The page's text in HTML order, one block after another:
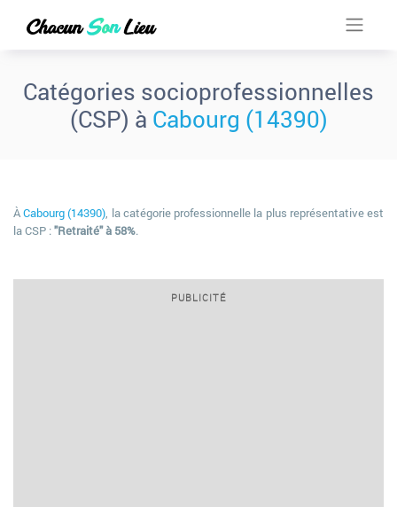
Catégories socioprofessionnelles
(CSP) à Cabourg (14390)
ÀCabourg (14390), la catégorie professionnelle la plus représentative est
la CSP :"Retraité" à 58%.
PUBLICITÉ